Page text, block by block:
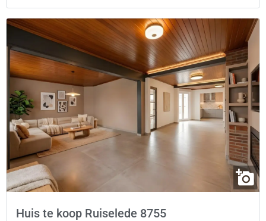
Huis te koop Ruiselede 8755